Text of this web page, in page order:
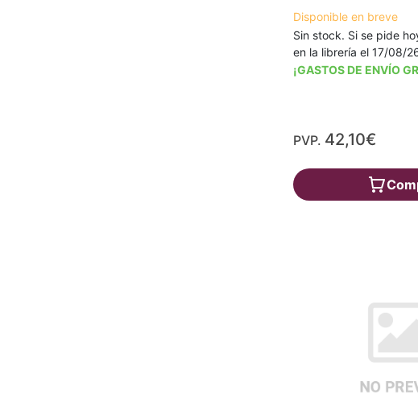
Disponible en breve
Sin stock. Si se pide
en la librería el 17/08/
¡GASTOS DE ENVÍO
PVP. 42,10€